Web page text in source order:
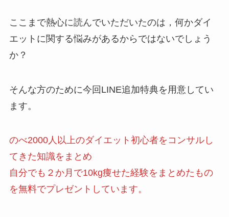
ここまで熱心に読んでいただいたのは，何かダイ
エットに関する悩みがあるからではないでしょう
か？
そんな方のために今回LINE追加特典を用意してい
ます。
のべ2000人以上のダイエット初心者をコンサルし
てきた知識をまとめ
自分でも２か月で10kg痩せた経験をまとめたもの
を無料でプレゼントしています。